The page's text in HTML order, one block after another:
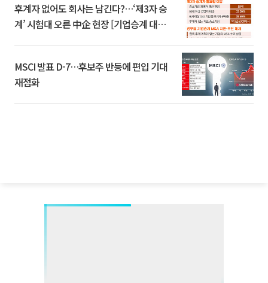
후계자 없어도 회사는 남긴다?…‘제3자 승
계’ 시험대 오른 中企 현장 [기업승계 대전
MSCI 발표 D-7…후보주 반등에 편입 기대
재점화